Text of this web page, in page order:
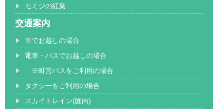
モミジの紅葉
交通案内
車でお越しの場合
電車・バスでお越しの場合
※町営バスをご利用の場合
タクシーをご利用の場合
スカイトレイン(園内)